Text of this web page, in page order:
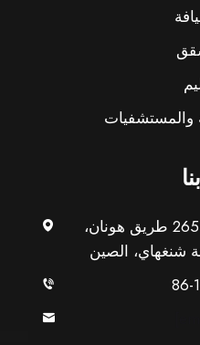
والمستشفيات
الغرفة 101، رقم 2، الشارع 2655 طريق هونان،
شنغهاي، الصين